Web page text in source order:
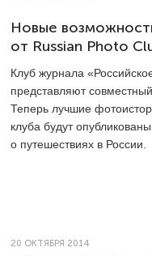
Новые
от Russian Photo
Клуб журнала
представляют
Теперь лучшие
клуба будут
о путешествиях в России.
20 ОКТЯБРЯ 2014